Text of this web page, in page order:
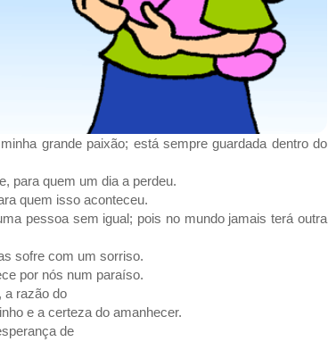
grande paixão; está sempre guardada dentro do
para quem um dia a perdeu.
quem isso aconteceu.
pessoa sem igual; pois no mundo jamais terá outra
sofre com um sorriso.
por nós num paraíso.
a razão do
e a certeza do amanhecer.
de